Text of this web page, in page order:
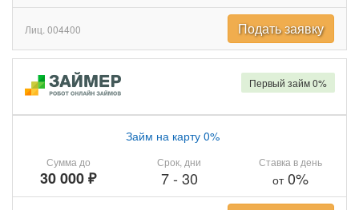
Лиц. 004400 Подать заявку
Сумма до
30 000 ₽
Займ на карту 0%
Срок, дни
7- 30
Ставка в день
от0%
Первый займ 0%